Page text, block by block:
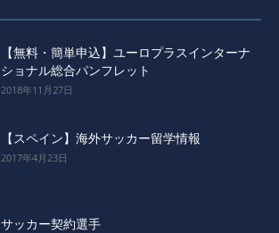
【無料・簡単申込】ユーロプラスインターナ
ショナル総合パンフレット
2018年11月27日
【スペイン】海外サッカー留学情報
2017年4月23日
サッカー契約選手